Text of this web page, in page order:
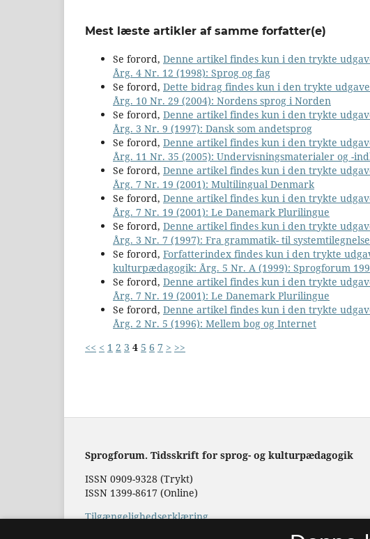
Mest læste artikler af samme forfatter(e)
Se forord, Denne artikel findes kun i den trykte
Årg. 4 Nr. 12 (1998): Sprog og fag
Se forord, Dette bidrag findes kun i den trykte udgave
Årg. 10 Nr. 29 (2004): Nordens sprog i Norden
Se forord, Denne artikel findes kun i den trykte
Årg. 3 Nr. 9 (1997): Dansk som andetsprog
Se forord, Denne artikel findes kun i den trykte
Årg. 11 Nr. 35 (2005): Undervisningsmaterialer og -
Se forord, Denne artikel findes kun i den trykte
Årg. 7 Nr. 19 (2001): Multilingual Denmark
Se forord, Denne artikel findes kun i den trykte
Årg. 7 Nr. 19 (2001): Le Danemark Plurilingue
Se forord, Denne artikel findes kun i den trykte
Årg. 3 Nr. 7 (1997): Fra grammatik- til systemtilegnelse
Se forord, Forfatterindex findes kun i den trykte
kulturpædagogik: Årg. 5 Nr. A (1999): Sprogforum
Se forord, Denne artikel findes kun i den trykte
Årg. 7 Nr. 19 (2001): Le Danemark Plurilingue
Se forord, Denne artikel findes kun i den trykte
Årg. 2 Nr. 5 (1996): Mellem bog og Internet
<< < 1 2 3 4 5 6 7 > >>
Sprogforum. Tidsskrift for sprog- og kulturpædagogik
ISSN 0909-9328 (Trykt)
ISSN 1399-8617 (Online)
Tilgængelighedserklæring